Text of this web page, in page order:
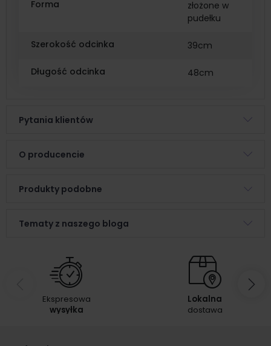
Forma
złożone w
pudełku
Szerokość odcinka 39cm
Długość odcinka 48cm
Pytania klientów
O producencie
Produkty podobne
Tematy z naszego bloga
Ekspresowa
wysyłka
Lokalna
dostawa